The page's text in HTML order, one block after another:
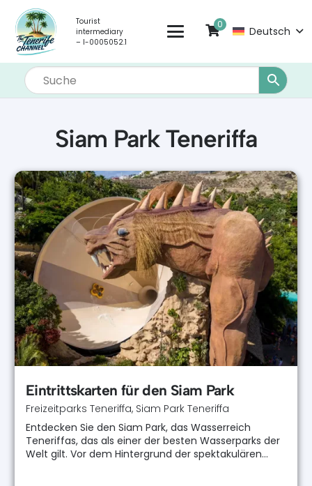
Tourist
intermediary
– I-0005052.1
0
Deutsch
Siam Park Teneriffa
Eintrittskarten für den Siam Park
Freizeitparks Teneriffa, Siam Park Teneriffa
Entdecken Sie den Siam Park, das Wasserreich
Teneriffas, das als einer der besten Wasserparks der
Welt gilt. Vor dem Hintergrund der spektakulären…